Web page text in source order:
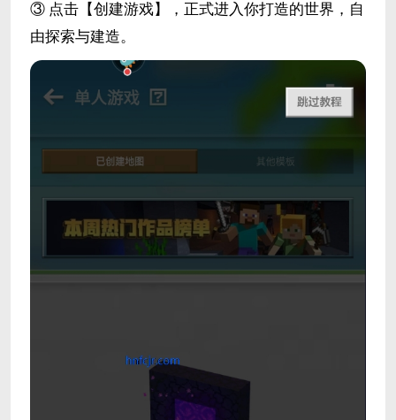
③ 点击【创建游戏】，正式进入你打造的世界，自
由探索与建造。